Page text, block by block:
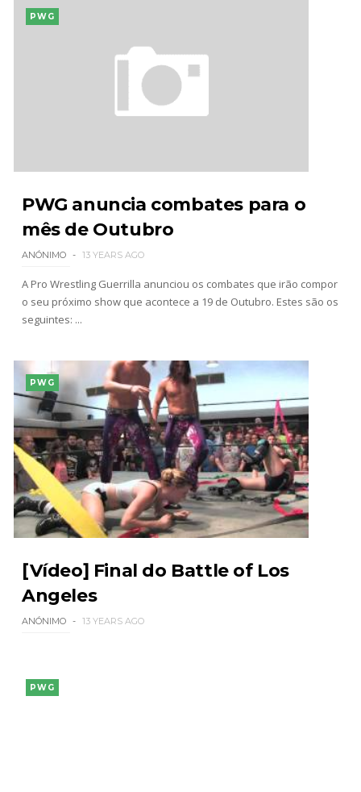
PWG
PWG anuncia combates para o
mês de Outubro
ANÓNIMO 13 YEARS AGO
A Pro Wrestling Guerrilla anunciou os combates que irão compor
o seu próximo show que acontece a 19 de Outubro. Estes são os
seguintes: ...
PWG
[Vídeo] Final do Battle of Los
Angeles
ANÓNIMO 13 YEARS AGO
PWG